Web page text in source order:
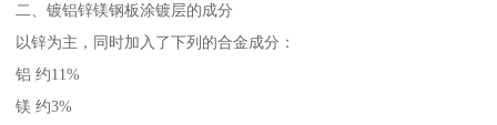
二、镀铝锌镁钢板涂镀层的成分
以锌为主，同时加入了下列的合金成分：
铝 约11%
镁 约3%